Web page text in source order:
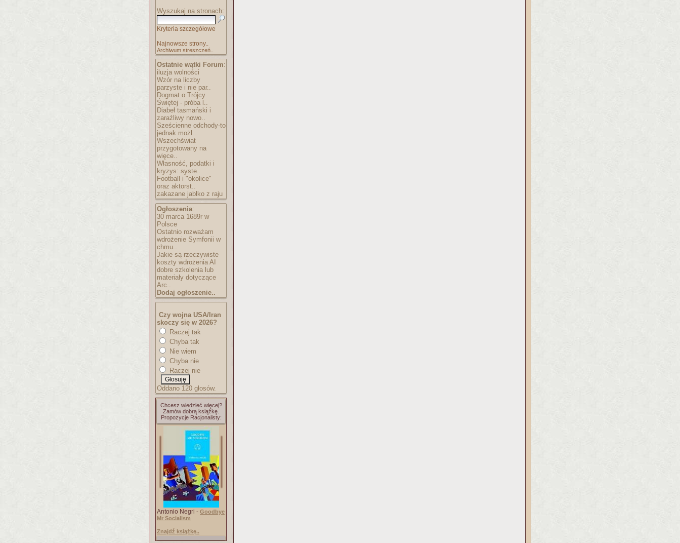
Wyszukaj na stronach:
Kryteria szczegółowe
Najnowsze strony..
Archiwum streszczeń..
Ostatnie wątki Forum:
iluzja wolności
Wzór na liczby
parzyste i nie par..
Dogmat o Trójcy
Świętej - próba l..
Diabeł tasmański i
zaraźliwy nowo..
Sześcienne odchody-to
jednak możl..
Wszechświat
przygotowany na
więce..
Własność, podatki i
kryzys: syste..
Football i "okolice"
oraz aktorst..
zakazane jabłko z raju
Ogłoszenia:
30 marca 1689r w
Polsce
Ostatnio rozważam
wdrożenie Symfonii w
chmu..
Jakie są rzeczywiste
koszty wdrożenia AI
dobre szkolenia lub
materiały dotyczące
Arc..
Dodaj ogłoszenie..
Czy wojna USA/Iran
skoczy się w 2026?
Raczej tak
Chyba tak
Nie wiem
Chyba nie
Raczej nie
Oddano 120 głosów.
Chcesz wiedzieć więcej?
Zamów dobrą książkę.
Propozycje Racjonalisty:
Antonio Negri - Goodbye
Mr Socialism
Znajdź książkę..